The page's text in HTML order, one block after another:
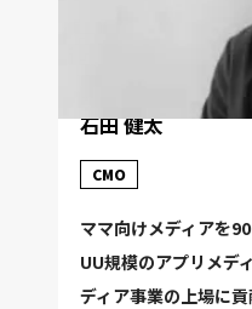
石田 健太
CMO
ママ向けメディアを
UU規模のアプリメデ
ディア事業の上場に貢